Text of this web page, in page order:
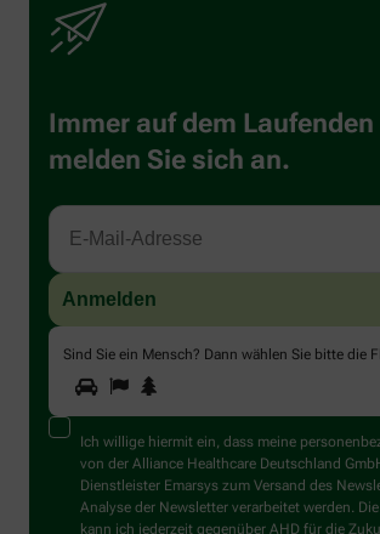
Immer auf dem Laufenden
melden Sie sich an.
Sind Sie ein Mensch? Dann wählen Sie bitte die
Sind
Sie
ein
Mensch?
Dann
wählen
Sie
bitte
1 2
Ich willige hiermit ein, dass meine
von der Alliance Healthcare Deutschland
Dienstleister Emarsys zum Versand des
Analyse der Newsletter verarbeitet werden.
kann ich jederzeit gegenüber AHD für die